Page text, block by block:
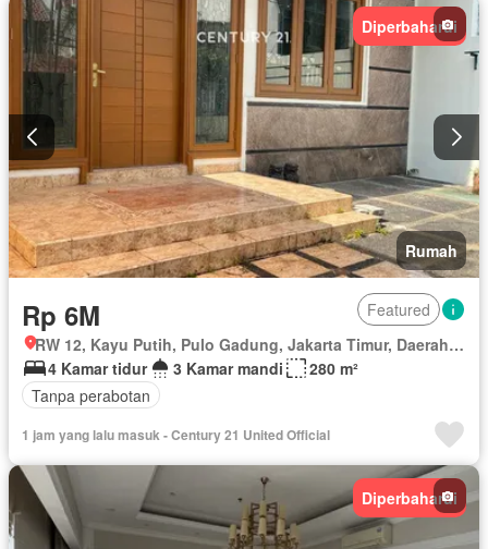
Diperbaharui
Rumah
Rp 6M
Featured
RW 12, Kayu Putih, Pulo Gadung, Jakarta Timur, Daerah Khusus Ibukota Jakarta
4 Kamar tidur
3 Kamar mandi
280 m²
Tanpa perabotan
1 jam yang lalu masuk - Century 21 United Official
Diperbaharui